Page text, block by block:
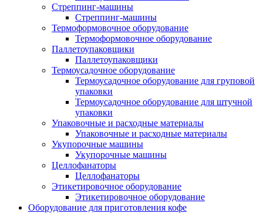
Стреппинг-машины
Стреппинг-машины
Термоформовочное оборудование
Термоформовочное оборудование
Паллетоупаковщики
Паллетоупаковщики
Термоусадочное оборудование
Термоусадочное оборудование для груповой
упаковки
Термоусадочное оборудование для штучной
упаковки
Упаковочные и расходные материалы
Упаковочные и расходные материалы
Укупорочные машины
Укупорочные машины
Целлофанаторы
Целлофанаторы
Этикетировочное оборудование
Этикетировочное оборудование
Оборудование для приготовления кофе